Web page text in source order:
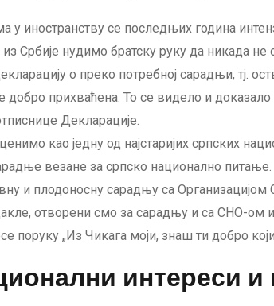
у иностранству се последњих година
из Србије нудимо братску руку да никада
о преко потребној сарадњи, тј.
добро прихваћена. То се видело и
Декларације.
као једну од најстаријих српских
везане за српско национално питање.
и плодоносну сарадњу са
отворени смо за сарадњу и са СНО-ом и
поруку „Из Чикага моји, знаш ти добро
интереси и